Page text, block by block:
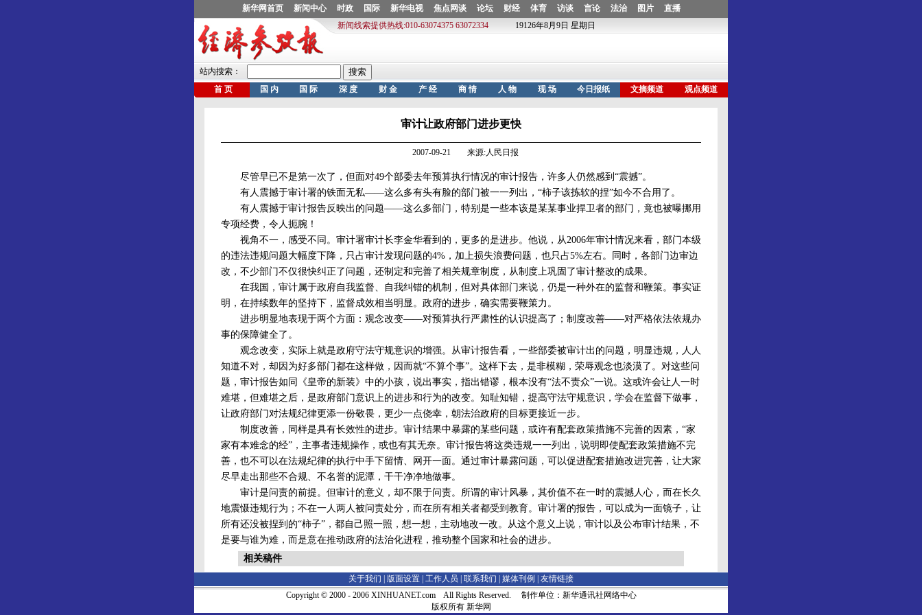
审计让政府部门进步更快
2007-09-21 来源:人民日报
尽管早已不是第一次了，但面对49个部委去年预算执行情况的审计报告，许多人仍然感到“震撼”。
有人震撼于审计署的铁面无私——这么多有头有脸的部门被一一列出，“柿子该拣软的捏”如今不合用了。
有人震撼于审计报告反映出的问题——这么多部门，特别是一些本该是某某事业捍卫者的部门，竟也被曝挪用
专项经费，令人扼腕！
视角不一，感受不同。审计署审计长李金华看到的，更多的是进步。他说，从2006年审计情况来看，部门本级
的违法违规问题大幅度下降，只占审计发现问题的4%，加上损失浪费问题，也只占5%左右。同时，各部门边审边
改，不少部门不仅很快纠正了问题，还制定和完善了相关规章制度，从制度上巩固了审计整改的成果。
在我国，审计属于政府自我监督、自我纠错的机制，但对具体部门来说，仍是一种外在的监督和鞭策。事实证
明，在持续数年的坚持下，监督成效相当明显。政府的进步，确实需要鞭策力。
进步明显地表现于两个方面：观念改变——对预算执行严肃性的认识提高了；制度改善——对严格依法依规办
事的保障健全了。
观念改变，实际上就是政府守法守规意识的增强。从审计报告看，一些部委被审计出的问题，明显违规，人人
知道不对，却因为好多部门都在这样做，因而就“不算个事”。这样下去，是非模糊，荣辱观念也淡漠了。对这些问
题，审计报告如同《皇帝的新装》中的小孩，说出事实，指出错谬，根本没有“法不责众”一说。这或许会让人一时
难堪，但难堪之后，是政府部门意识上的进步和行为的改变。知耻知错，提高守法守规意识，学会在监督下做事，
让政府部门对法规纪律更添一份敬畏，更少一点侥幸，朝法治政府的目标更接近一步。
制度改善，同样是具有长效性的进步。审计结果中暴露的某些问题，或许有配套政策措施不完善的因素，“家
家有本难念的经”，主事者违规操作，或也有其无奈。审计报告将这类违规一一列出，说明即使配套政策措施不完
善，也不可以在法规纪律的执行中手下留情、网开一面。通过审计暴露问题，可以促进配套措施改进完善，让大家
尽早走出那些不合规、不名誉的泥潭，干干净净地做事。
审计是问责的前提。但审计的意义，却不限于问责。所谓的审计风暴，其价值不在一时的震撼人心，而在长久
地震慑违规行为；不在一人两人被问责处分，而在所有相关者都受到教育。审计署的报告，可以成为一面镜子，让
所有还没被捏到的“柿子”，都自己照一照，想一想，主动地改一改。从这个意义上说，审计以及公布审计结果，不
是要与谁为难，而是意在推动政府的法治化进程，推动整个国家和社会的进步。
相关稿件
关于我们 | 版面设置 工作人员 联系我们 媒体刊例
友情链接
Copyright © 2000 - 2006 XINHUANET.com All Rights Reserved. 制作单位：新华通讯社网络中心
版权所有 新华网